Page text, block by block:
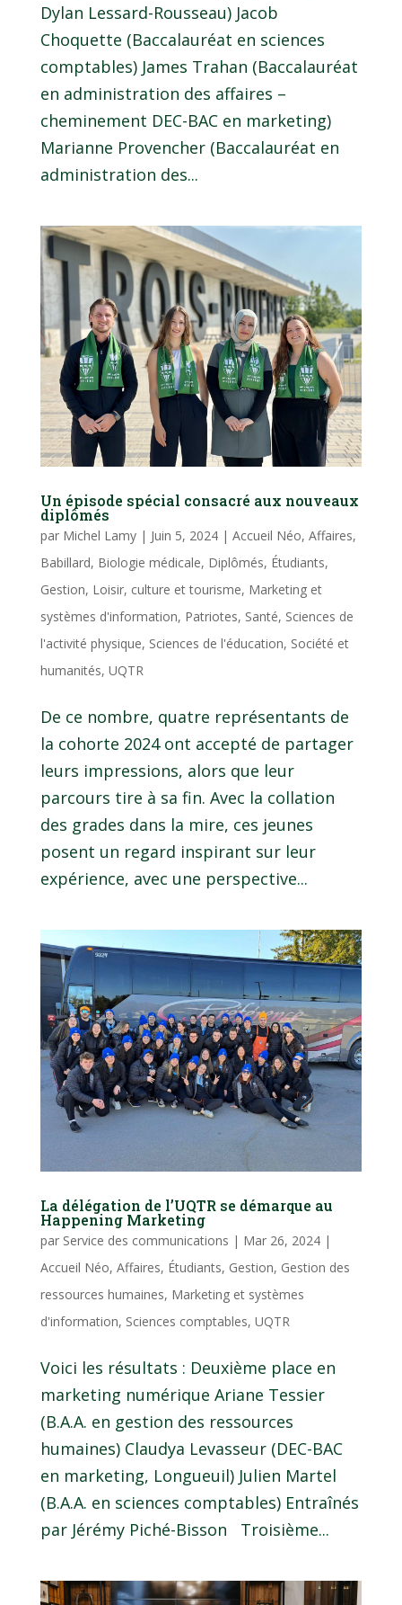
Dylan Lessard-Rousseau) Jacob
Choquette (Baccalauréat en sciences
comptables) James Trahan (Baccalauréat
en administration des affaires –
cheminement DEC-BAC en marketing)
Marianne Provencher (Baccalauréat en
administration des...
Un épisode spécial consacré aux nouveaux
diplômés
par Michel Lamy| Juin 5, 2024| Accueil Néo, Affaires,
Babillard, Biologie médicale, Diplômés, Étudiants,
Gestion, Loisir, culture et tourisme, Marketing et
systèmes d'information, Patriotes, Santé, Sciences de
l'activité physique, Sciences de l'éducation, Société et
humanités, UQTR
De ce nombre, quatre représentants de
la cohorte 2024 ont accepté de partager
leurs impressions, alors que leur
parcours tire à sa fin. Avec la collation
des grades dans la mire, ces jeunes
posent un regard inspirant sur leur
expérience, avec une perspective...
La délégation de l’UQTR se démarque au
Happening Marketing
par Service des communications | Mar 26, 2024|
Accueil Néo, Affaires, Étudiants, Gestion, Gestion des
ressources humaines, Marketing et systèmes
d'information, Sciences comptables, UQTR
Voici les résultats : Deuxième place en
marketing numérique Ariane Tessier
(B.A.A. en gestion des ressources
humaines) Claudya Levasseur (DEC-BAC
en marketing, Longueuil) Julien Martel
(B.A.A. en sciences comptables) Entraînés
par Jérémy Piché-Bisson Troisième...